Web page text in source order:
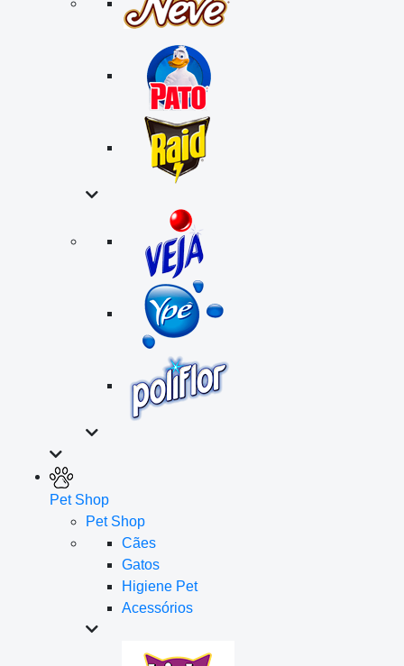
Pet Shop
Pet Shop
Cães
Gatos
Higiene Pet
Acessórios